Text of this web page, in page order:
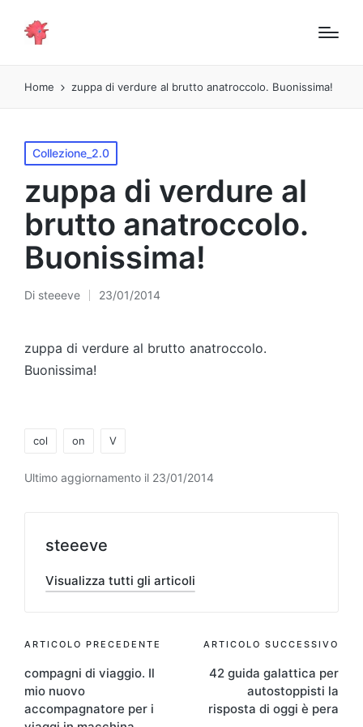
Home zuppa di verdure al brutto anatroccolo. Buonissima!
Pubblicato
in
Collezione_2.0
zuppa di verdure al
brutto anatroccolo.
Buonissima!
Pubblicato
Di steeeve 23/01/2014
zuppa di verdure al brutto anatroccolo.
Buonissima!
col on V
Ultimo aggiornamento il 23/01/2014
steeeve
Visualizza tutti gli articoli
Navigazione
articoli
ARTICOLO PRECEDENTE
compagni di viaggio. Il
mio nuovo
accompagnatore per i
ARTICOLO SUCCESSIVO
42 guida galattica per
autostoppisti la
risposta di oggi è pera